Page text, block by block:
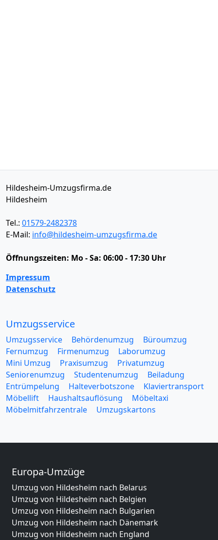
Hildesheim-Umzugsfirma.de
Hildesheim
Tel.: 01579-2482378
E-Mail: info@hildesheim-umzugsfirma.de
Öffnungszeiten: Mo - Sa: 06:00 - 17:30 Uhr
Impressum
Datenschutz
Umzugsservice
Umzugsservice Behördenumzug
Büroumzug
Fernumzug
Firmenumzug
Laborumzug
Mini Umzug
Praxisumzug
Privatumzug
Seniorenumzug
Studentenumzug
Beiladung
Entrümpelung
Halteverbotszone
Klaviertransport
Möbellift
Haushaltsauflösung
Möbeltaxi
Möbelmitfahrzentrale
Umzugskartons
Europa-Umzüge
Umzug von Hildesheim nach Belarus
Umzug von Hildesheim nach Belgien
Umzug von Hildesheim nach Bulgarien
Umzug von Hildesheim nach Dänemark
Umzug von Hildesheim nach England